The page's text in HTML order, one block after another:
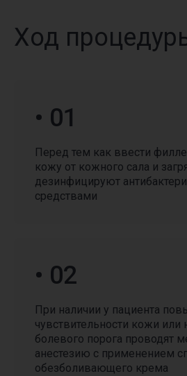
Ход
• 01
Перед тем как ввести
кожу от кожного сала и
дезинфицируют
средствами
• 02
При наличии у пациента
чувствительности кожи или
болевого порога проводят
анестезию с применением
обезболивающего крема